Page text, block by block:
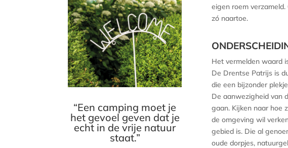
“Een camping moet je
het gevoel geven dat je
echt in de vrije natuur
staat.”
eigen roem
zó naartoe.
Het vermelden waard
De Drentse Patrijs is
die een bijzonder
De aanwezigheid van
gaan. Kijken naar hoe
de omgeving wil
gebied is. Die al
oude dorpjes,